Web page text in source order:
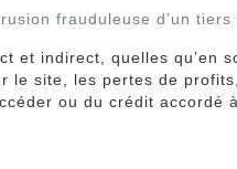
frauduleuse d’un
et indirect, quelles qu’en
le site, les pertes de
ou du crédit